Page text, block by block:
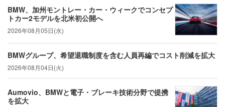
BMW、加州モントレー・カー・ウィークでコンセプ
トカー2モデルを北米初公開へ
2026年08月05日(水)
BMWグループ、希望退職制度を含む人員再編でコスト削減を拡大
2026年08月04日(火)
Aumovio、BMWと電子・ブレーキ技術分野で提携
を拡大